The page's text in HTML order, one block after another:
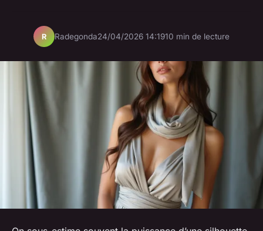
R Radegonda24/04/2026 14:1910 min de lecture